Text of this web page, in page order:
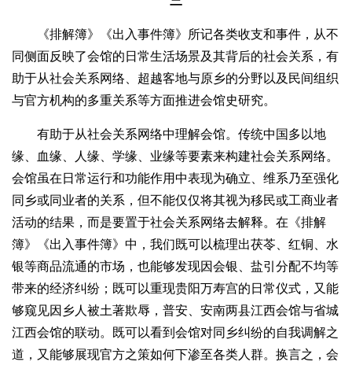
《排解簿》《出入事件簿》所记各类收支和事件，从不
同侧面反映了会馆的日常生活场景及其背后的社会关系，有
助于从社会关系网络、超越客地与原乡的分野以及民间组织
与官方机构的多重关系等方面推进会馆史研究。
有助于从社会关系网络中理解会馆。传统中国多以地
缘、血缘、人缘、学缘、业缘等要素来构建社会关系网络。
会馆虽在日常运行和功能作用中表现为确立、维系乃至强化
同乡或同业者的关系，但不能仅仅将其视为移民或工商业者
活动的结果，而是要置于社会关系网络去解释。在《排解
簿》《出入事件簿》中，我们既可以梳理出茯苓、红铜、水
银等商品流通的市场，也能够发现因会银、盐引分配不均等
带来的经济纠纷；既可以重现贵阳万寿宫的日常仪式，又能
够窥见因乡人被土著欺辱，普安、安南两县江西会馆与省城
江西会馆的联动。既可以看到会馆对同乡纠纷的自我调解之
道，又能够展现官方之策如何下渗至各类人群。换言之，会